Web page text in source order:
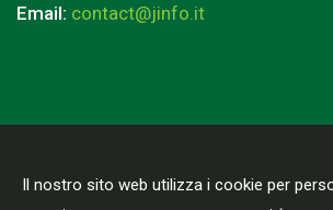
Il nostro sito web utilizza i cookie per
Email: contact@jinfo.it